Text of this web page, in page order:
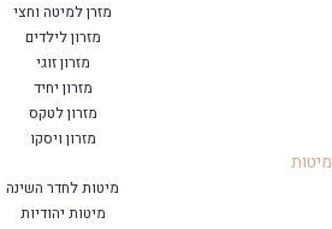
מזרן למיטה וחצי
מזרון לילדים
מזרון זוגי
מזרון יחיד
מזרון לטקס
מזרון ויסקו
מיטות לחדר השינה
מיטות יהודיות